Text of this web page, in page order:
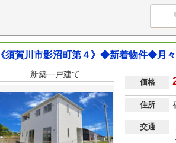
《須賀川市影沼町第４》◆新着物件◆月
新築一戸建て
価格
住所
交通